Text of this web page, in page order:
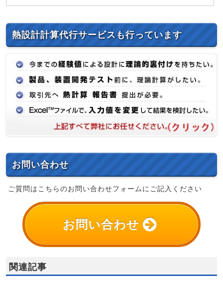
熱設計計算代行サービスも行っています
お問い合わせ
ご質問はこちらのお問い合わせフォームにご記入ください
お問い合わせ
関連記事